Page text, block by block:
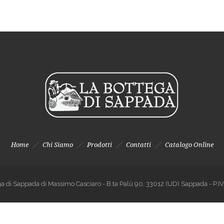
Home Chi Siamo Prodotti Contatti Catalogo Online
Sappada di Massimo Casciaro - B.ta Palù 90, 33012 (UD) Sappada -